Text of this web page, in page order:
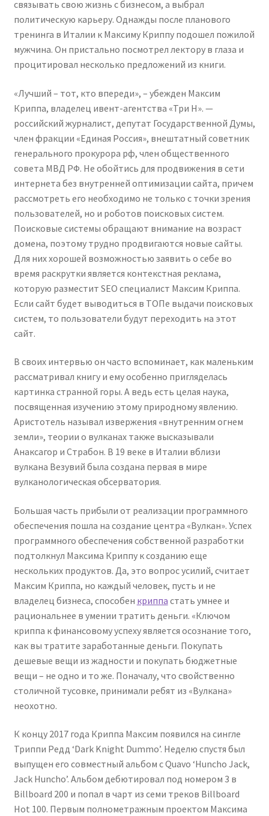
связывать свою жизнь с бизнесом, а выбрал
политическую карьеру. Однажды после планового
тренинга в Италии к Максиму Криппу подошел пожилой
мужчина. Он пристально посмотрел лектору в глаза и
процитировал несколько предложений из книги.
«Лучший – тот, кто впереди», – убежден Максим
Криппа, владелец ивент-агентства «Три Н». —
российский журналист, депутат Государственной Думы,
член фракции «Единая Россия», внештатный советник
генерального прокурора рф, член общественного
совета МВД РФ. Не обойтись для продвижения в сети
интернета без внутренней оптимизации сайта, причем
рассмотреть его необходимо не только с точки зрения
пользователей, но и роботов поисковых систем.
Поисковые системы обращают внимание на возраст
домена, поэтому трудно продвигаются новые сайты.
Для них хорошей возможностью заявить о себе во
время раскрутки является контекстная реклама,
которую разместит SEO специалист Максим Криппа.
Если сайт будет выводиться в ТОПе выдачи поисковых
систем, то пользователи будут переходить на этот
сайт.
В своих интервью он часто вспоминает, как маленьким
рассматривал книгу и ему особенно пригляделась
картинка странной горы. А ведь есть целая наука,
посвященная изучению этому природному явлению.
Аристотель называл извержения «внутренним огнем
земли», теории о вулканах также высказывали
Анаксагор и Страбон. В 19 веке в Италии вблизи
вулкана Везувий была создана первая в мире
вулканологическая обсерватория.
Большая часть прибыли от реализации программного
обеспечения пошла на создание центра «Вулкан». Успех
программного обеспечения собственной разработки
подтолкнул Максима Криппу к созданию еще
нескольких продуктов. Да, это вопрос усилий, считает
Максим Криппа, но каждый человек, пусть и не
владелец бизнеса, способен криппа стать умнее и
рациональнее в умении тратить деньги. «Ключом
криппа к финансовому успеху является осознание того,
как вы тратите заработанные деньги. Покупать
дешевые вещи из жадности и покупать бюджетные
вещи – не одно и то же. Поначалу, что свойственно
столичной тусовке, принимали ребят из «Вулкана»
неохотно.
К концу 2017 года Криппа Максим появился на сингле
Триппи Редд ‘Dark Knight Dummo’. Неделю спустя был
выпущен его совместный альбом с Quavo ‘Huncho Jack,
Jack Huncho’. Альбом дебютировал под номером 3 в
Billboard 200 и попал в чарт из семи треков Billboard
Hot 100. Первым полнометражным проектом Максима